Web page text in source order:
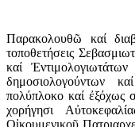
Παρακολουθῶ καί
τοποθετήσεις
καί
δημοσιολογούντων
πολύπλοκο καί ἐξόχως
χορήγησι